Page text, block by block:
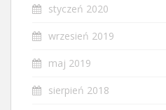
styczeń 2020
wrzesień 2019
maj 2019
sierpień 2018